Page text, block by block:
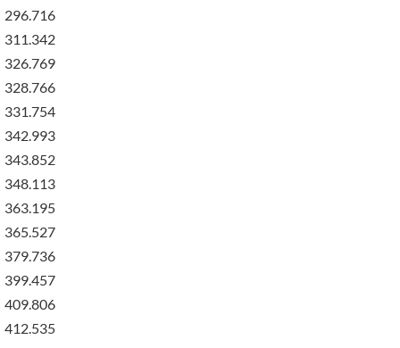
296.716
311.342
326.769
328.766
331.754
342.993
343.852
348.113
363.195
365.527
379.736
399.457
409.806
412.535